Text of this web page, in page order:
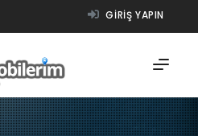
GIRIŞ YAPIN